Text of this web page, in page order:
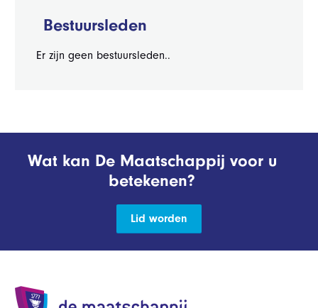
Bestuursleden
Er zijn geen bestuursleden..
Wat kan De Maatschappij voor u
betekenen?
Lid worden